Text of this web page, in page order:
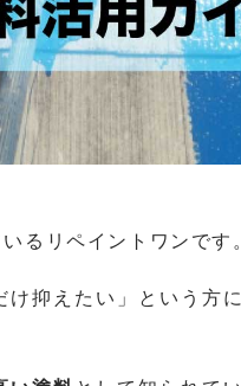
るリペイントワンです。
抑えたい」という方